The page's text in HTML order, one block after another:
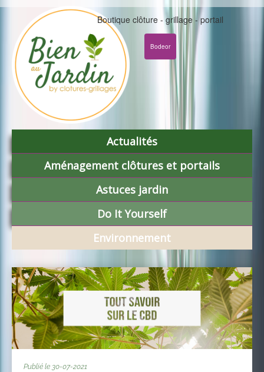
Boutique clôture - grillage - portail
Bodeor
Actualités
Aménagement clôtures et portails
Astuces jardin
Do It Yourself
Environnement
Publié le 30-07-2021